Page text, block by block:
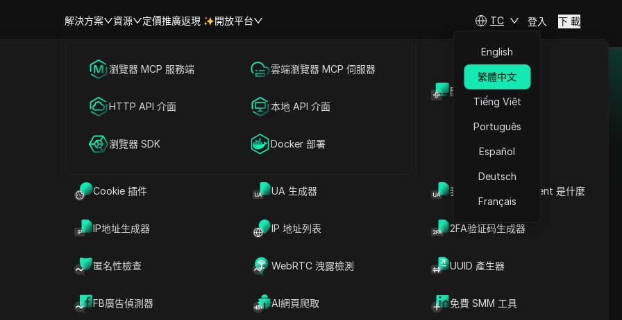
解決方案
海外社媒營銷
廣告投放
帳號共享
資源
開放API
Cookie 插件 UA 生成器 我的瀏覽器 User Agent 是什麼
IP地址生成器 IP 地址列表 2FA验证码生成器
匿名性檢查 WebRTC 洩露檢測 UUID 產生器
FB廣告偵測器 AI網頁爬取 免費 SMM 工具
定價推廣返現 開放平台
瀏覽器 MCP 服務端 雲端瀏覽器 MCP 伺服器
HTTP API 介面 本地 API 介面
瀏覽器 SDK Docker 部署
TC
English
繁體中文
Tiếng Việt
Português
Español
Deutsch
Français
登入 下 載
2025 年最佳日本代理
透過可靠的付費供應商訪問本地化的日語內容。享受高度的匿名性和穩定的連接，使用
瀏覽，避免與免費代理相關的風險。選擇最符合您需求的供應商，輕鬆存取本地化服務。
理伺服器訪問日本內容。透過付費供應商提供的真實日本IP進行匿名瀏覽。從我們精心挑
BestProxy
BestProxy 是全球領
先的代理IP服務提供
心產品：動態住宅代
理、靜態住宅代理、無
AltProxy
ALTPROXY 提供適用
於各種規模企業的代理
過100個國家，擁有
2100萬個IP地址。我們
Inc. 提供強大且合法來
供全球IP覆蓋、精確的
地理定位和無與倫比的